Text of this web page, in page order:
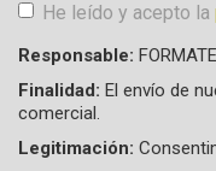
He leído y acepto la
Aceptación de
Responsable:
Finalidad: El envío de
comercial.
Legitimación: